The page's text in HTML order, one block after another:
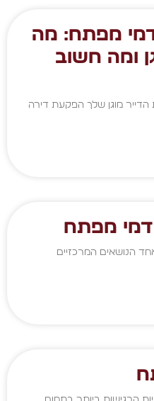
מפתח: מה
ומה חשוב
מוגן שלך הפקעת דירה
מפתח
הנושאים המרכזיים